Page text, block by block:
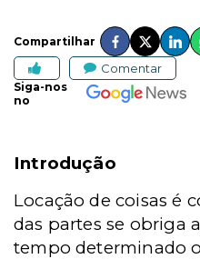
Compartilhar
Comentar
Siga-nos
no
Introdução
Locação de coisas é
das partes se obriga
tempo determinado